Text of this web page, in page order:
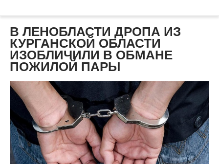
В ЛЕНОБЛАСТИ ДРОПА ИЗ
КУРГАНСКОЙ ОБЛАСТИ
ИЗОБЛИЧИЛИ В ОБМАНЕ
ПОЖИЛОЙ ПАРЫ